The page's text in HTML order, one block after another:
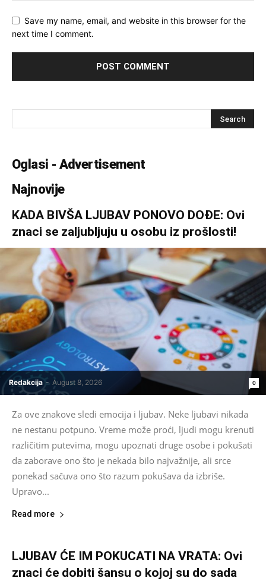
Save my name, email, and website in this browser for the
next time I comment.
Oglasi - Advertisement
Najnovije
KADA BIVŠA LJUBAV PONOVO DOĐE: Ovi
znaci se zaljubljuju u osobu iz prošlosti!
Redakcija - August 8, 2026 0
Za ove znakove sledi emocija i ljubav. Neke ljubavi nikada
ne nestanu potpuno. Vreme može proći, ljudi mogu krenuti
različitim putevima, mogu upoznati druge osobe i pokušati
da zaborave ono što je nekada bilo najvažnije, ali srce
ponekad sačuva ono što razum pokušava da izbriše.
Upravo...
Read more
LJUBAV ĆE IM POKUCATI NA VRATA: Ovi
znaci će dobiti šansu o kojoj su do sada